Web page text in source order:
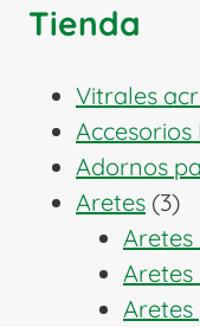
Tienda
Vitrales
Accesorios
Adornos
Aretes 33
Aretes